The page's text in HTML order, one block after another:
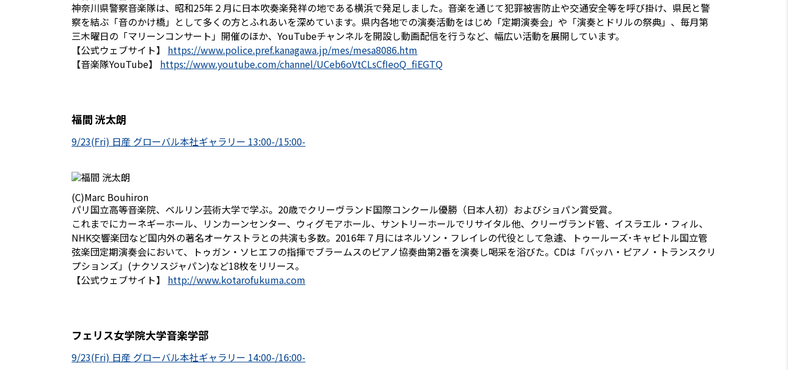
神奈川県警察音楽隊は、昭和25年２月に日本吹奏楽発祥の地である横浜で発足しました。音楽を通じて犯罪被害防止や交通安全等を呼び掛け、県民と警
察を結ぶ「音のかけ橋」として多くの方とふれあいを深めています。県内各地での演奏活動をはじめ「定期演奏会」や「演奏とドリルの祭典」、毎月第
三木曜日の「マリーンコンサート」開催のほか、YouTubeチャンネルを開設し動画配信を行うなど、幅広い活動を展開しています。
【公式ウェブサイト】 https://www.police.pref.kanagawa.jp/mes/mesa8086.htm
【音楽隊YouTube】 https://www.youtube.com/channel/UCeb6oVtCLsCfIeoQ_fiEGTQ
福間 洸太朗
9/23(Fri) 日産 グローバル本社ギャラリー 13:00-/15:00-
(C)Marc Bouhiron
パリ国立高等音楽院、ベルリン芸術大学で学ぶ。20歳でクリーヴランド国際コンクール優勝（日本人初）およびショパン賞受賞。
これまでにカーネギーホール、リンカーンセンター、ウィグモアホール、サントリーホールでリサイタル他、クリーヴランド管、イスラエル・フィル、
NHK交響楽団など国内外の著名オーケストラとの共演も多数。2016年７月にはネルソン・フレイレの代役として急遽、トゥールーズ･キャピトル国立管
弦楽団定期演奏会において、トゥガン・ソヒエフの指揮でブラームスのピアノ協奏曲第2番を演奏し喝采を浴びた。CDは「バッハ・ピアノ・トランスクリ
プションズ」(ナクソスジャパン)など18枚をリリース。
【公式ウェブサイト】 http://www.kotarofukuma.com
フェリス女学院大学音楽学部
9/23(Fri) 日産 グローバル本社ギャラリー 14:00-/16:00-